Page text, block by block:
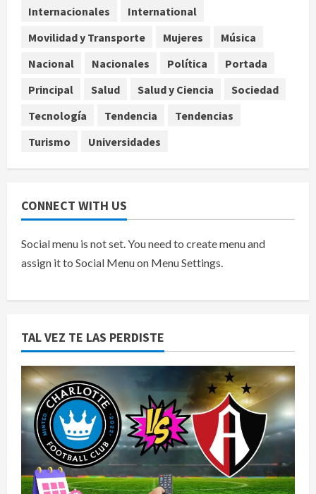
5
Ángela Buitrago señala videos
ocultados en el caso Ayotzinapa
Internacionales
International
Movilidad y Transporte
Mujeres
Música
Nacional
Nacionales Política
Portada
Principal
Salud Salud y Ciencia
Sociedad
Tecnología
Tendencia
Tendencias
Turismo
Universidades
CONNECT WITH US
Social menu is not set. You need to create menu and
assign it to Social Menu on Menu Settings.
TAL VEZ TE LAS PERDISTE